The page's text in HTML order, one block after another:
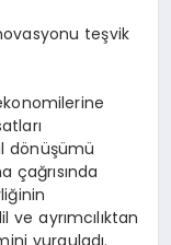
teşvik
dönüşümü
çağrısında
ayrımcılıktan
vurguladı.